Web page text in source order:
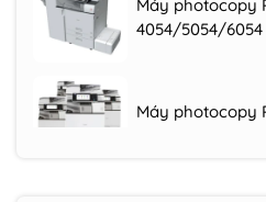
4054/5054/6054
2554/3054/3554